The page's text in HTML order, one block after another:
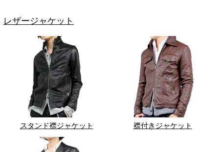
レザージャケット
スタンド襟ジャケット 襟付きジャケット